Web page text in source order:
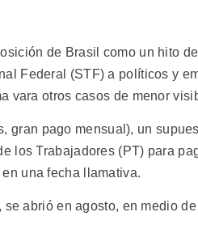
de Brasil como un hito
Federal (STF) a políticos y
vara otros casos de menor
gran pago mensual), un
los Trabajadores (PT) para
una fecha llamativa.
abrió en agosto, en medio